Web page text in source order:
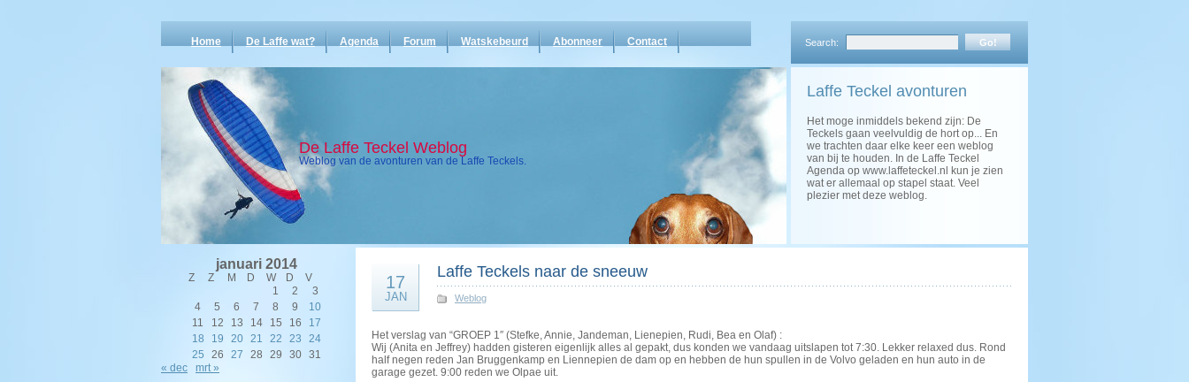
Home De Laffe wat? Agenda Forum Watskebeurd Abonneer Contact Search:
De Laffe Teckel Weblog
Weblog van de avonturen van de Laffe Teckels.
Laffe Teckel avonturen
Het moge inmiddels bekend zijn: De
Teckels gaan veelvuldig de hort op... En
we trachten daar elke keer een weblog
van bij te houden. In de Laffe Teckel
Agenda op www.laffeteckel.nl kun je zien
wat er allemaal op stapel staat. Veel
plezier met deze weblog.
januari 2014
Z Z M D W D
V
1
2
3
4
5 6 7 8 9
10
11
12 13 14 15 16
17
18
19 20 21 22 23
24
25
26 27 28 29 30
31
« dec
mrt »
17
JAN
Laffe Teckels naar de sneeuw
Weblog
Het verslag van “GROEP 1″ (Stefke, Annie, Jandeman, Lienepien, Rudi, Bea en Olaf) :
Wij (Anita en Jeffrey) hadden gisteren eigenlijk alles al gepakt, dus konden we vandaag uitslapen tot 7:30. Lekker relaxed dus. Rond
half negen reden Jan Bruggenkamp en Liennepien de dam op en hebben de hun spullen in de Volvo geladen en hun auto in de
garage gezet. 9:00 reden we Olpae uit.